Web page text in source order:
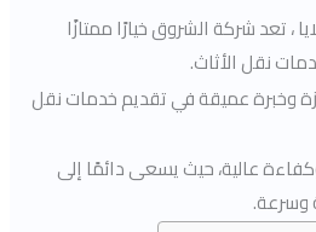
تعد شركة الشروق خيارًا ممتازًا
نقل الأثاث.
وخبرة عميقة في تقديم خدمات نقل
عالية، حيث يسعى دائمًا إلى
وسرعة.